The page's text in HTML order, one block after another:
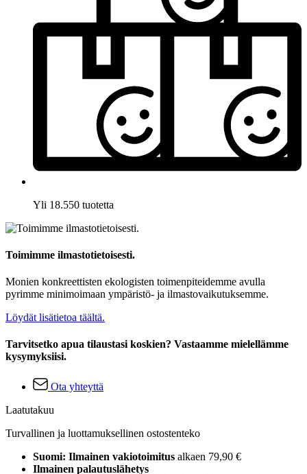
Yli 18.550 tuotetta
Toimimme ilmastotietoisesti.
Monien konkreettisten ekologisten toimenpiteidemme avulla
pyrimme minimoimaan ympäristö- ja ilmastovaikutuksemme.
Löydät lisätietoa täältä.
Tarvitsetko apua tilaustasi koskien? Vastaamme mielellämme
kysymyksiisi.
Ota yhteyttä
Laatutakuu
Turvallinen ja luottamuksellinen ostostenteko
Suomi: Ilmainen vakiotoimitus alkaen 79,90 €
Ilmainen palautuslähetys